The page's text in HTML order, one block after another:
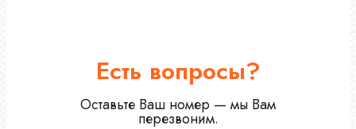
Есть вопросы?
Оставьте Ваш номер — мы Вам
перезвоним.